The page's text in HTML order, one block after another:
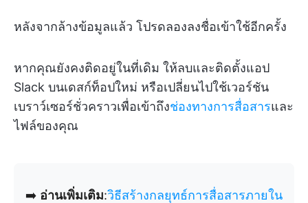
หลังจากล้างข้อมูลแล้ว โปรดลองลงชื่อเข้าใช้อีกครั้ง
หากคุณยังคงติดอยู่ในที่เดิม ให้ลบและติดตั้งแอป
Slack บนเดสก์ท็อปใหม่ หรือเปลี่ยนไปใช้เวอร์ชัน
เบราว์เซอร์ชั่วคราวเพื่อเข้าถึงช่องทางการสื่อสารและ
ไฟล์ของคุณ
➡️ อ่านเพิ่มเติม:วิธีสร้างกลยุทธ์การสื่อสารภายใน